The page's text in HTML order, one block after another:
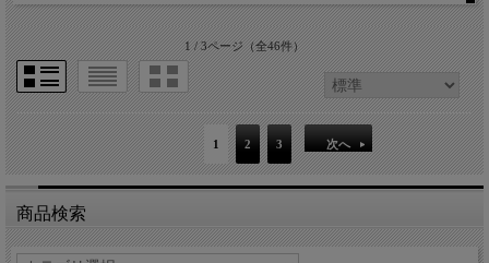
1 / 3ページ（全46件）
1 2 3 次へ
商品検索